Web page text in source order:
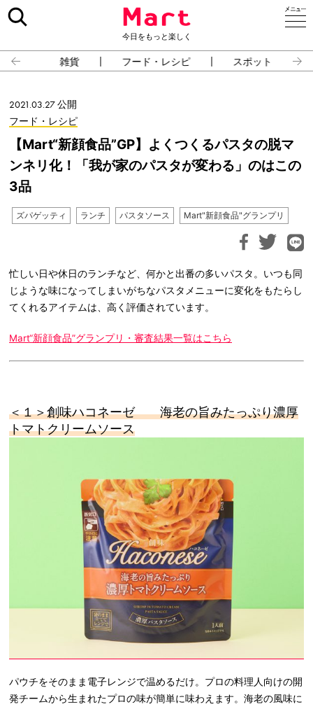
今日をもっと楽しく
雑貨 フード・レシピ スポット
2021.03.27 公開
フード・レシピ
【Mart“新顔食品”GP】よくつくるパスタの脱マ
ンネリ化！「我が家のパスタが変わる」のはこの
3品
ズパゲッティ ランチ パスタソース Mart"新顔食品"グランプリ
忙しい日や休日のランチなど、何かと出番の多いパスタ。いつも同
じような味になってしまいがちなパスタメニューに変化をもたらし
てくれるアイテムは、高く評価されています。
Mart“新顔食品”グランプリ・審査結果一覧はこちら
＜１＞創味ハコネーゼ 海老の旨みたっぷり濃厚
トマトクリームソース
パウチをそのまま電子レンジで温めるだけ。プロの料理人向けの開
発チームから生まれたプロの味が簡単に味わえます。海老の風味に